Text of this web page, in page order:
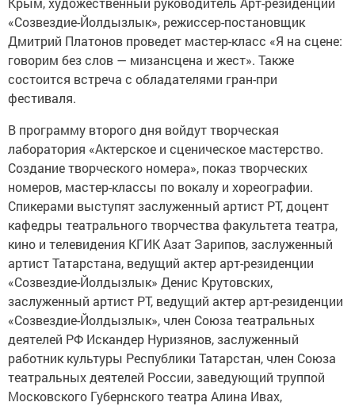
«Созвездие-Йолдызлык», режиссер-постановщик
Дмитрий Платонов проведет мастер-класс «Я на сцене:
говорим без слов — мизансцена и жест». Также
состоится встреча с обладателями гран-при
фестиваля.
В программу второго дня войдут творческая
лаборатория «Актерское и сценическое мастерство.
Создание творческого номера», показ творческих
номеров, мастер-классы по вокалу и хореографии.
Спикерами выступят заслуженный артист РТ, доцент
кафедры театрального творчества факультета театра,
кино и телевидения КГИК Азат Зарипов, заслуженный
артист Татарстана, ведущий актер арт-резиденции
«Созвездие-Йолдызлык» Денис Крутовских,
заслуженный артист РТ, ведущий актер арт-резиденции
«Созвездие-Йолдызлык», член Союза театральных
деятелей РФ Искандер Нуризянов, заслуженный
работник культуры Республики Татарстан, член Союза
театральных деятелей России, заведующий труппой
Московского Губернского театра Алина Ивах,